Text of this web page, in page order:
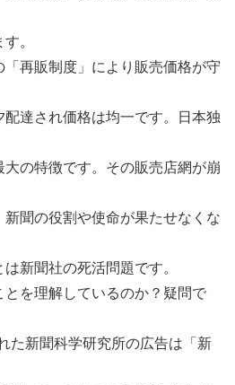
。
「再販制度」により販売価格が守
達され価格は均一です。日本独
の特徴です。その販売店網が崩
聞の役割や使命が果たせなくな
新聞社の死活問題です。
を理解しているのか？疑問で
た新聞科学研究所の広告は「新